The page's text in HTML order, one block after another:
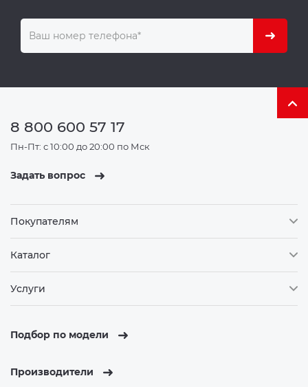
8 800 600 57 17
Пн-Пт: с 10:00 до 20:00 по Мск
Задать вопрос
Покупателям
Каталог
Услуги
Подбор по модели
Производители